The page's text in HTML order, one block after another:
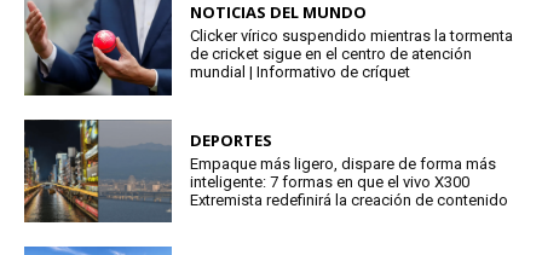
NOTICIAS DEL MUNDO
Clicker vírico suspendido mientras la tormenta
de cricket sigue en el centro de atención
mundial | Informativo de críquet
DEPORTES
Empaque más ligero, dispare de forma más
inteligente: 7 formas en que el vivo X300
Extremista redefinirá la creación de contenido